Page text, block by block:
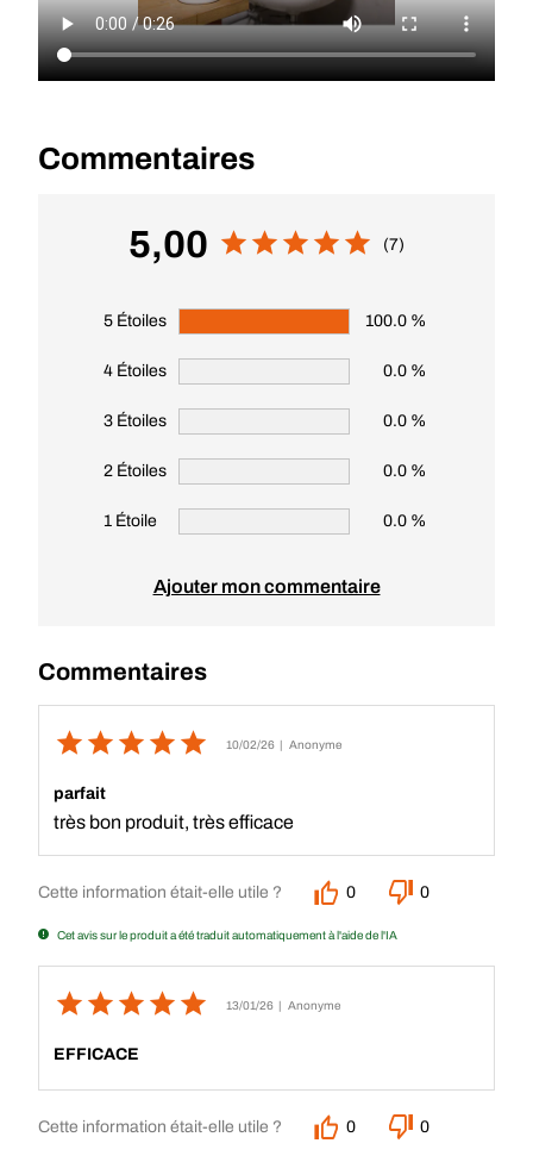
Commentaires
5,00 (7)
5 Étoiles 100.0 %
4 Étoiles 0.0 %
3 Étoiles 0.0 %
2 Étoiles 0.0 %
1 Étoile 0.0 %
Ajouter mon commentaire
Commentaires
10/02/26 | Anonyme
parfait
très bon produit, très efficace
Cette information était-elle utile ? 0 0
Cet avis sur le produit a été traduit automatiquement à l'aide de l'IA
13/01/26 | Anonyme
EFFICACE
Cette information était-elle utile ? 0 0